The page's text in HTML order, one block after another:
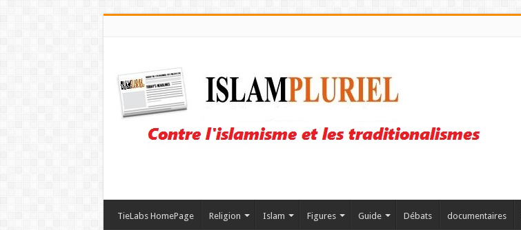
TieLabs HomePage Religion Islam Figures Guide Débats documentaires